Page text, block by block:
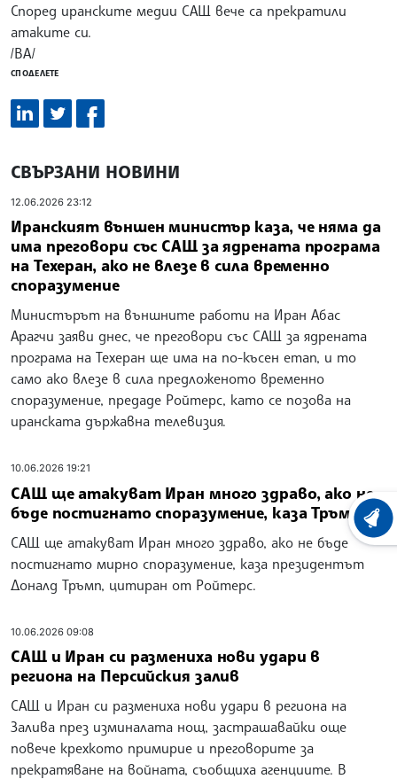
Според иранските медии САЩ вече са прекратили
атаките си.
/ВА/
СПОДЕЛЕТЕ
СВЪРЗАНИ НОВИНИ
12.06.2026 23:12
Иранският външен министър каза, че няма да
има преговори със САЩ за ядрената програма
на Техеран, ако не влезе в сила временно
споразумение
Министърът на външните работи на Иран Абас
Арагчи заяви днес, че преговори със САЩ за ядрената
програма на Техеран ще има на по-късен етап, и то
само ако влезе в сила предложеното временно
споразумение, предаде Ройтерс, като се позова на
иранската държавна телевизия.
10.06.2026 19:21
САЩ ще атакуват Иран много здраво, ако не
бъде постигнато споразумение, каза Тръмп
САЩ ще атакуват Иран много здраво, ако не бъде
постигнато мирно споразумение, каза президентът
Доналд Тръмп, цитиран от Ройтерс.
10.06.2026 09:08
САЩ и Иран си размениха нови удари в
региона на Персийския залив
САЩ и Иран си размениха нови удари в региона на
Залива през изминалата нощ, застрашавайки още
повече крехкото примирие и преговорите за
прекратяване на войната, съобщиха агенциите. В